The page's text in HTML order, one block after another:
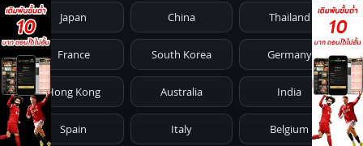
1981 1980 1979 1978 1977
1976 1975 1974 1973 1972
1971 1970 1969 1968 1967
Japan China Thailand
France South Korea Germany
Hong Kong Australia India
Spain Italy Belgium